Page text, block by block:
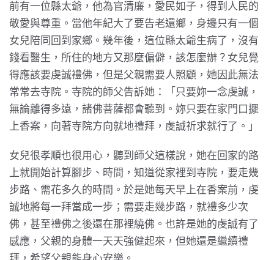
前有一位縣太爺，他為官清廉，愛民如子，得到人民的
敬愛與尊重。當他年紀大了要告老還鄉，身邊只有一個
女兒陪同回到家鄉。幾年後，這位縣太爺生病了，沒有
錢看醫生，所住的地方又那麼偏僻，該怎麼辦？女兒覺
得應該要虔誠禮佛，但是父親需要人照顧，她因此無法
常常去寺院。寺院的師父告訴她：「只要妳一念虔誠，
無論離得多遠，諸佛菩薩都會聽到。妳只要在家門口擺
上香案，向著寺院方向就地禮拜，虔誠祈求就行了。」
女兒很孝順也很用心，聽到師父這樣說，她在回家的路
上就開始計算腳步、時間，知道從家裡到寺院，要走幾
步路、需花多久的時間。於是她每天早上在香案前，虔
誠地將每一拜當成一步；需要走幾步路，就禮多少次
佛，甚至禮佛之後還在那裡繞佛。也許是她的虔誠有了
感應，父親的身體一天天強健起來，但她還是繼續禮